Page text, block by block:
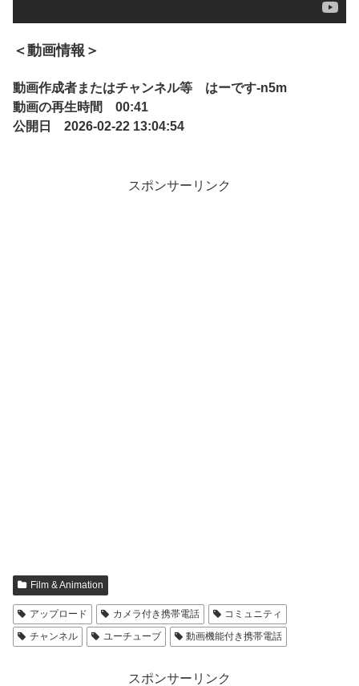
＜動画情報＞
動画作成者またはチャンネル等 はーです-n5m
動画の再生時間 00:41
公開日 2026-02-22 13:04:54
スポンサーリンク
Film & Animation
アップロード カメラ付き携帯電話
コミュニティ
チャンネル
ユーチューブ 動画機能付き携帯電話
スポンサーリンク